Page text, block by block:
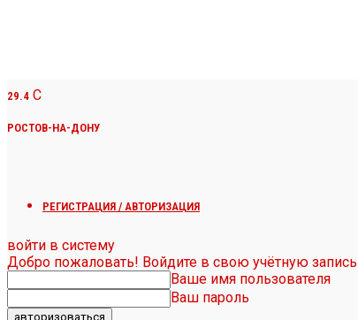
29.4 C
РОСТОВ-НА-ДОНУ
РЕГИСТРАЦИЯ / АВТОРИЗАЦИЯ
войти в систему
Добро пожаловать! Войдите в свою учётную запись
Ваше имя пользователя
Ваш пароль